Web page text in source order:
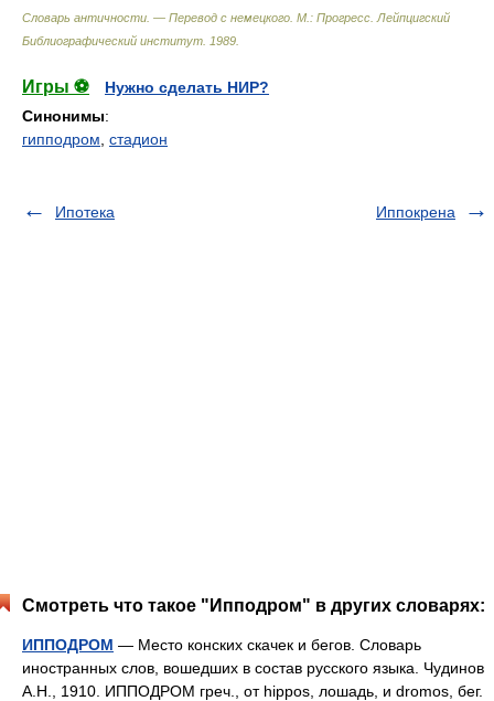
Словарь античности. — Перевод с немецкого. М.: Прогресс Лейпцигский
Библиографический институт 1989
Игры ⚽
Нужно сделать НИР?
Синонимы:
гипподром стадион
Ипотека Иппокрена
Смотреть что такое "Ипподром" в других словарях:
ИППОДРОМ — Место конских скачек и бегов. Словарь
иностранных слов, вошедших в состав русского языка. Чудинов
А.Н., 1910. ИППОДРОМ греч., от hippos, лошадь, и dromos, бег.